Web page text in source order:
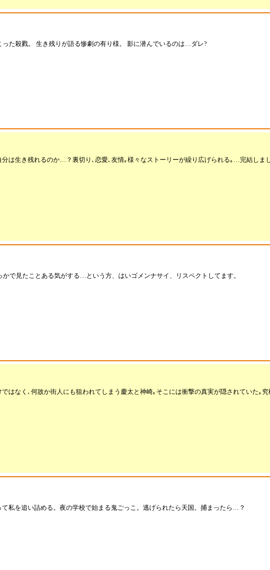
た殺戮。 生き残りが語る惨劇の有り様。 影に潜んでいるのは…ダレ?
は生き残れるのか…？裏切り､恋愛､友情｡様々なストーリーが繰り広げられる｡…完結しま
で見たことある気がする…という方、はいゴメンナサイ、リスペクトしてます。
はなく､何故か街人にも狙われてしまう慶太と神崎｡そこには衝撃の真実が隠されていた｡
私を追い詰める。夜の学校で始まる鬼ごっこ。逃げられたら天国。捕まったら…？